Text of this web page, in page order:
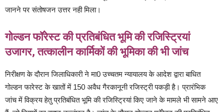
जानने पर संतोषजन उत्तर नही मिला।
गोल्डन फॉरेस्ट की प्रतिबंधित भूमि की रजिस्ट्रियां
उजागर, तत्कालीन कार्मिकों की भूमिका की भी जांच
निरीक्षण के दौरान जिलाधिकारी ने मा0 उच्चतम न्यायालय के आदेश द्वारा बाधित
गोल्डन फारेस्ट के खातों में 150 अवैध गैरकानूनी रजिस्ट्री पकड़ी है। प्रारंभिक
जांच में विक्रय हेतु प्रतिबंधित भूमि की रजिस्ट्रियां किए जाने के मामले भी सामने आए